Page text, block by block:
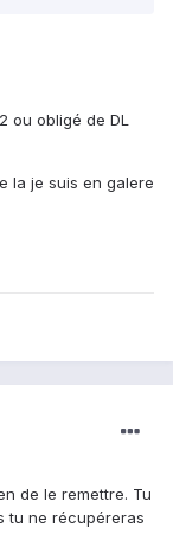
ou obligé de DL
la je suis en galere
de le remettre. Tu
tu ne récupéreras